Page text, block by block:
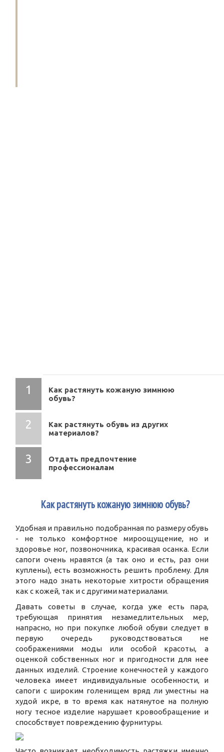
Как растянуть кожаную зимнюю
обувь?
Как растянуть обувь из других
материалов?
Отдать предпочтение
профессионалам
Как растянуть кожаную зимнюю обувь?
Удобная и правильно подобранная по размеру обувь
- не только комфортное мироощущение, но и
здоровье ног, позвоночника, красивая осанка. Если
сапоги очень нравятся (а так оно и есть, раз они
куплены), есть возможность решить проблему. Для
этого надо знать некоторые хитрости обращения
как с кожей, так и с другими материалами.
Давать советы в случае, когда уже есть пара,
требующая принятия незамедлительных мер,
напрасно, но при покупке любой обуви следует в
первую очередь руководствоваться не
соображениями моды или особой красоты, а
оценкой собственных ног и пригодности для нее
данных изделий. Строение конечностей у каждого
человека имеет индивидуальные особенности, и
сапоги с широким голенищем вряд ли уместны на
худой икре, в то время как натянутое на полную
ногу тесное изделие нарушает кровообращение и
способствует повреждению фурнитуры.